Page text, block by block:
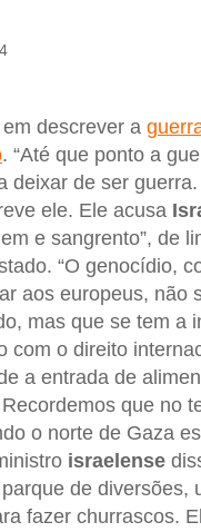
descrever a
. “Até que ponto a
deixar de ser
ele. Ele acusa
e sangrento”, de
“O genocídio,
aos europeus, não
mas que se tem a
com o direito
a entrada de
que no
o norte de Gaza
israelense
de diversões,
fazer churrascos.